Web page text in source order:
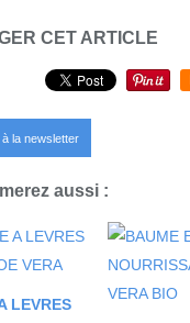
CET ARTICLE
la newsletter
aussi :
LEVRES